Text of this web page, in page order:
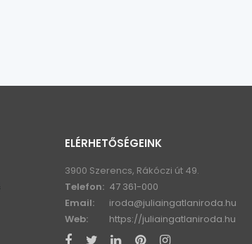
ELÉRHETŐSÉGEINK
3900 Szerencs, Rákóczi út 49.
Telefon: 47 361-000
Email:
iroda@juliaingatlaniroda.hu
Web:
https://juliaingatlaniroda.hu